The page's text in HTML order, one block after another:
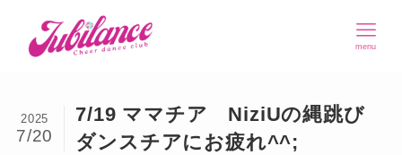
menu
7/19 ママチア NiziUの縄跳び
ダンスチアにお疲れ^^;
2025
7/20